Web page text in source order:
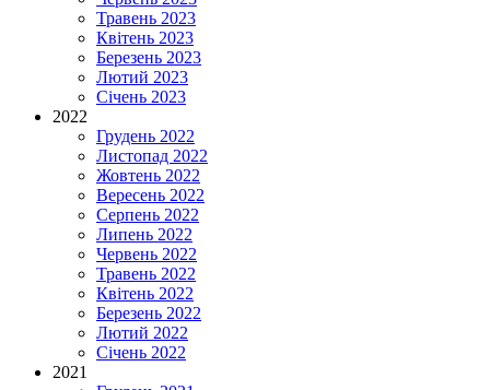
Травень 2023
Квітень 2023
Березень 2023
Лютий 2023
Січень 2023
2022
Грудень 2022
Листопад 2022
Жовтень 2022
Вересень 2022
Серпень 2022
Липень 2022
Червень 2022
Травень 2022
Квітень 2022
Березень 2022
Лютий 2022
Січень 2022
2021